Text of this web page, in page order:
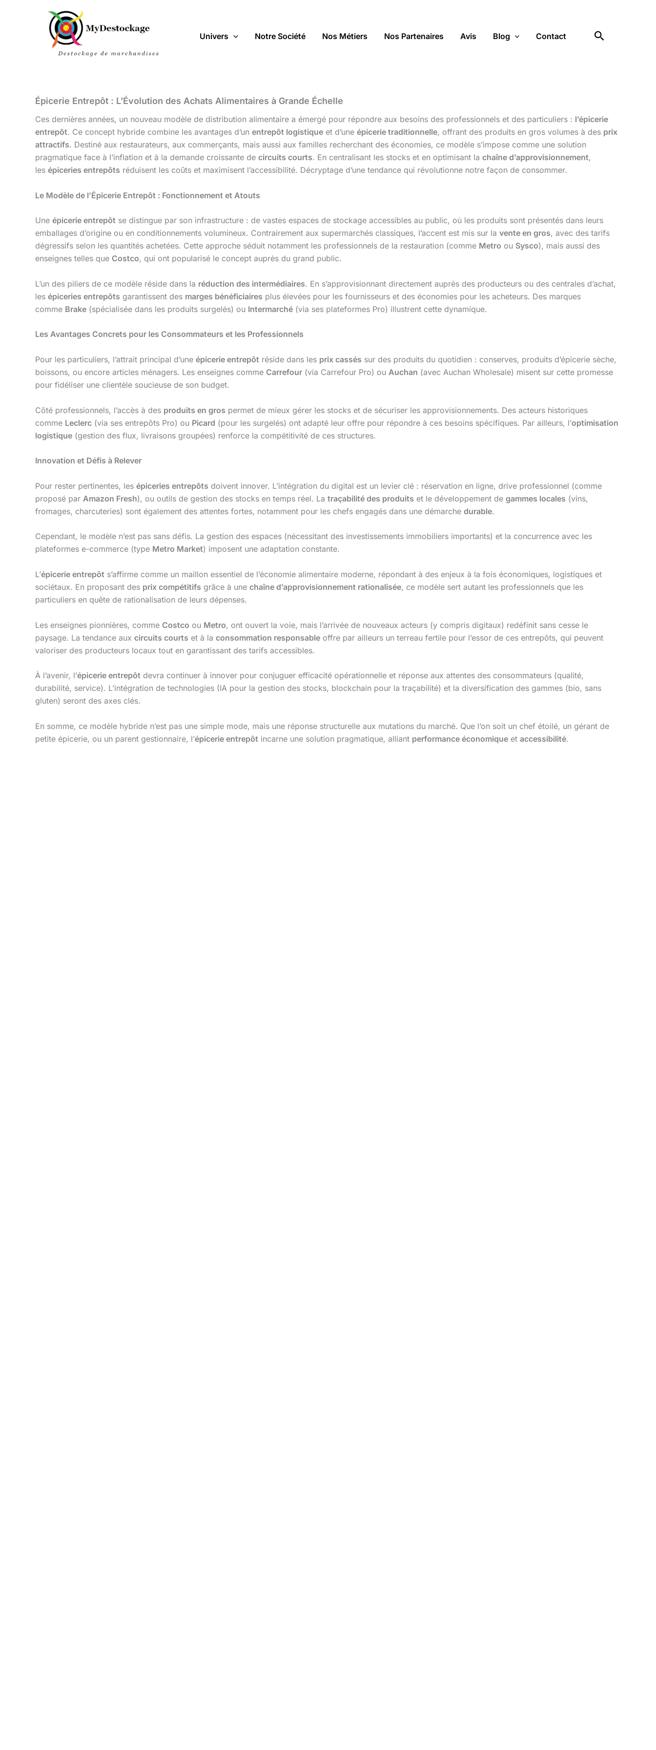
Univers Notre Société Nos Métiers Nos Partenaires Avis Blog Contact Rechercher
Épicerie Entrepôt : L’Évolution des Achats Alimentaires à Grande Échelle
Ces dernières années, un nouveau modèle de distribution alimentaire a émergé pour répondre aux besoins des professionnels et des particuliers : l’épicerie
entrepôt. Ce concept hybride combine les avantages d’un entrepôt logistique et d’une épicerie traditionnelle, offrant des produits en gros volumes à des prix
attractifs. Destiné aux restaurateurs, aux commerçants, mais aussi aux familles recherchant des économies, ce modèle s’impose comme une solution
pragmatique face à l’inflation et à la demande croissante de circuits courts. En centralisant les stocks et en optimisant la chaîne d’approvisionnement,
les épiceries entrepôts réduisent les coûts et maximisent l’accessibilité. Décryptage d’une tendance qui révolutionne notre façon de consommer.
Le Modèle de l’Épicerie Entrepôt : Fonctionnement et Atouts
Une épicerie entrepôt se distingue par son infrastructure : de vastes espaces de stockage accessibles au public, où les produits sont présentés dans leurs
emballages d’origine ou en conditionnements volumineux. Contrairement aux supermarchés classiques, l’accent est mis sur la vente en gros, avec des tarifs
dégressifs selon les quantités achetées. Cette approche séduit notamment les professionnels de la restauration (comme Metro ou Sysco), mais aussi des
enseignes telles que Costco, qui ont popularisé le concept auprès du grand public.
L’un des piliers de ce modèle réside dans la réduction des intermédiaires. En s’approvisionnant directement auprès des producteurs ou des centrales d’achat,
les épiceries entrepôts garantissent des marges bénéficiaires plus élevées pour les fournisseurs et des économies pour les acheteurs. Des marques
comme Brake (spécialisée dans les produits surgelés) ou Intermarché (via ses plateformes Pro) illustrent cette dynamique.
Les Avantages Concrets pour les Consommateurs et les Professionnels
Pour les particuliers, l’attrait principal d’une épicerie entrepôt réside dans les prix cassés sur des produits du quotidien : conserves, produits d’épicerie sèche,
boissons, ou encore articles ménagers. Les enseignes comme Carrefour (via Carrefour Pro) ou Auchan (avec Auchan Wholesale) misent sur cette promesse
pour fidéliser une clientèle soucieuse de son budget.
Côté professionnels, l’accès à des produits en gros permet de mieux gérer les stocks et de sécuriser les approvisionnements. Des acteurs historiques
comme Leclerc (via ses entrepôts Pro) ou Picard (pour les surgelés) ont adapté leur offre pour répondre à ces besoins spécifiques. Par ailleurs, l’optimisation
logistique (gestion des flux, livraisons groupées) renforce la compétitivité de ces structures.
Innovation et Défis à Relever
Pour rester pertinentes, les épiceries entrepôts doivent innover. L’intégration du digital est un levier clé : réservation en ligne, drive professionnel (comme
proposé par Amazon Fresh), ou outils de gestion des stocks en temps réel. La traçabilité des produits et le développement de gammes locales (vins,
fromages, charcuteries) sont également des attentes fortes, notamment pour les chefs engagés dans une démarche durable.
Cependant, le modèle n’est pas sans défis. La gestion des espaces (nécessitant des investissements immobiliers importants) et la concurrence avec les
plateformes e-commerce (type Metro Market) imposent une adaptation constante.
L’épicerie entrepôt s’affirme comme un maillon essentiel de l’économie alimentaire moderne, répondant à des enjeux à la fois économiques, logistiques et
sociétaux. En proposant des prix compétitifs grâce à une chaîne d’approvisionnement rationalisée, ce modèle sert autant les professionnels que les
particuliers en quête de rationalisation de leurs dépenses.
Les enseignes pionnières, comme Costco ou Metro, ont ouvert la voie, mais l’arrivée de nouveaux acteurs (y compris digitaux) redéfinit sans cesse le
paysage. La tendance aux circuits courts et à la consommation responsable offre par ailleurs un terreau fertile pour l’essor de ces entrepôts, qui peuvent
valoriser des producteurs locaux tout en garantissant des tarifs accessibles.
À l’avenir, l’épicerie entrepôt devra continuer à innover pour conjuguer efficacité opérationnelle et réponse aux attentes des consommateurs (qualité,
durabilité, service). L’intégration de technologies (IA pour la gestion des stocks, blockchain pour la traçabilité) et la diversification des gammes (bio, sans
gluten) seront des axes clés.
En somme, ce modèle hybride n’est pas une simple mode, mais une réponse structurelle aux mutations du marché. Que l’on soit un chef étoilé, un gérant de
petite épicerie, ou un parent gestionnaire, l’épicerie entrepôt incarne une solution pragmatique, alliant performance économique et accessibilité.